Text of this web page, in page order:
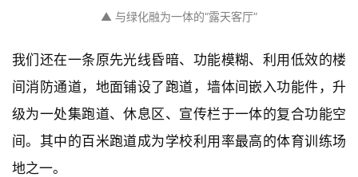
▲ 与绿化融为一体的“露天客厅”
我们还在一条原先光线昏暗、功能模糊、利用低效的楼
间消防通道，地面铺设了跑道，墙体间嵌入功能件，升
级为一处集跑道、休息区、宣传栏于一体的复合功能空
间。其中的百米跑道成为学校利用率最高的体育训练场
地之一。